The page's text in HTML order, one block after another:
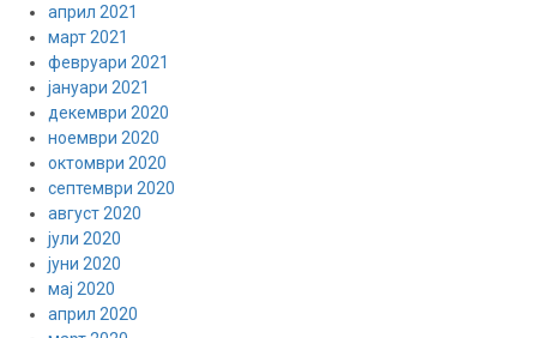
април 2021
март 2021
февруари 2021
јануари 2021
декември 2020
ноември 2020
октомври 2020
септември 2020
август 2020
јули 2020
јуни 2020
мај 2020
април 2020